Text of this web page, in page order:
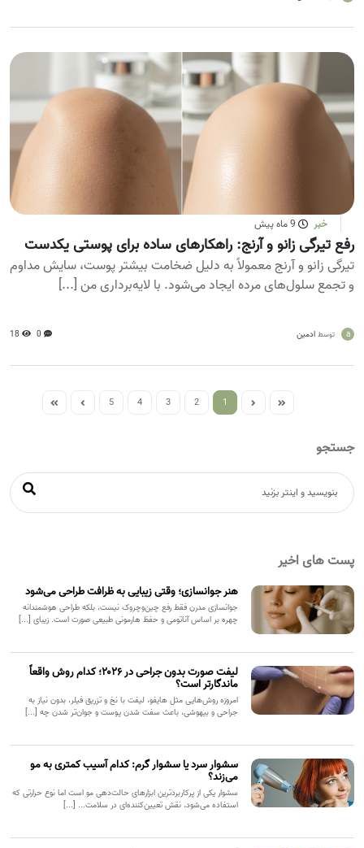
خبر 9 ماه پیش
رفع تیرگی زانو و آرنج: راهکارهای ساده برای پوستی یکدست
تیرگی زانو و آرنج معمولاً به دلیل ضخامت بیشتر پوست، سایش مداوم
و تجمع سلول‌های مرده ایجاد می‌شود. با لایه‌برداری من [...]
a توسط ادمین 0
18
1
2
3
4
5
جستجو
پست های اخیر
هنر جوانسازی؛ وقتی زیبایی به ظرافت طراحی می‌شود
جوانسازی مدرن فقط رفع چین‌وچروک نیست، بلکه طراحی هوشمندانه
چهره بر اساس آناتومی و حفظ هارمونی طبیعی صورت است. زیبای [...]
لیفت صورت بدون جراحی در ۲۰۲۶؛ کدام روش واقعاً
ماندگارتر است؟
امروزه روش‌هایی مثل هایفو، لیفت با نخ و تزریق فیلر، بدون نیاز به
جراحی و بیهوشی، باعث سفت شدن پوست و جوان‌تر شدن چه [...]
سشوار سرد یا سشوار گرم: کدام آسیب کمتری به مو
می‌زند؟
سشوار یکی از پرکاربردترین ابزارهای حالت‌دهی مو است اما نوع حرارتی که
استفاده می‌شود، نقش تعیین‌کننده‌ای در سلامت... [...]